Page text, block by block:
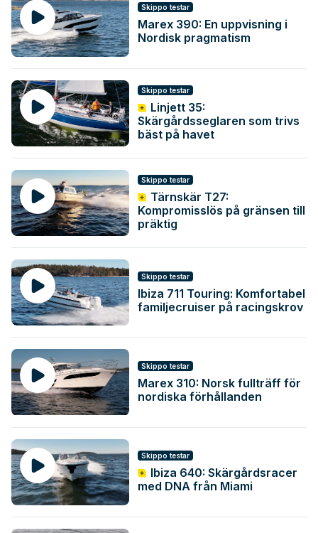
Skippo testar
Marex 390: En uppvisning i
Nordisk pragmatism
Skippo testar
Linjett 35:
Skärgårdsseglaren som trivs
bäst på havet
Skippo testar
Tärnskär T27:
Kompromisslös på gränsen till
präktig
Skippo testar
Ibiza 711 Touring: Komfortabel
familjecruiser på racingskrov
Skippo testar
Marex 310: Norsk fullträff för
nordiska förhållanden
Skippo testar
Ibiza 640: Skärgårdsracer
med DNA från Miami